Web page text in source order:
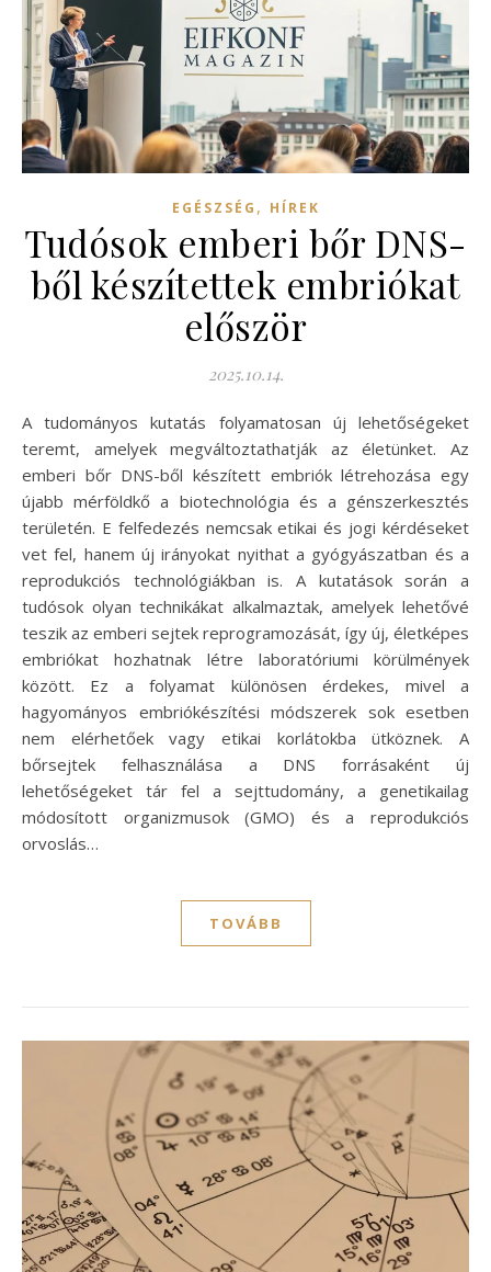
EGÉSZSÉG , HÍREK
Tudósok emberi bőr DNS-
ből készítettek embriókat
először
2025.10.14.
A tudományos kutatás folyamatosan új lehetőségeket
teremt, amelyek megváltoztathatják az életünket. Az
emberi bőr DNS-ből készített embriók létrehozása egy
újabb mérföldkő a biotechnológia és a génszerkesztés
területén. E felfedezés nemcsak etikai és jogi kérdéseket
vet fel, hanem új irányokat nyithat a gyógyászatban és a
reprodukciós technológiákban is. A kutatások során a
tudósok olyan technikákat alkalmaztak, amelyek lehetővé
teszik az emberi sejtek reprogramozását, így új, életképes
embriókat hozhatnak létre laboratóriumi körülmények
között. Ez a folyamat különösen érdekes, mivel a
hagyományos embriókészítési módszerek sok esetben
nem elérhetőek vagy etikai korlátokba ütköznek. A
bőrsejtek felhasználása a DNS forrásaként új
lehetőségeket tár fel a sejttudomány, a genetikailag
módosított organizmusok (GMO) és a reprodukciós
orvoslás…
TOVÁBB